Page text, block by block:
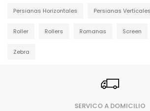
Persianas Horizontales Persianas Verticales
Roller Rollers Romanas Screen
Zebra
SERVICO A DOMICILIO